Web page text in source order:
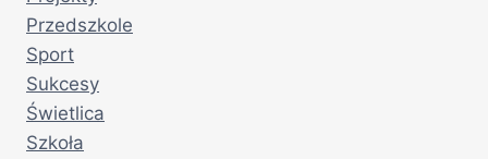
Przedszkole
Sport
Sukcesy
Świetlica
Szkoła